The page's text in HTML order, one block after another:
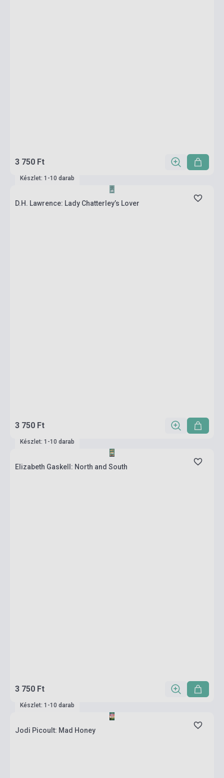
3 750 Ft
Készlet: 1-10 darab
D.H. Lawrence: Lady Chatterley’s Lover
3 750 Ft
Készlet: 1-10 darab
Elizabeth Gaskell: North and South
3 750 Ft
Készlet: 1-10 darab
Jodi Picoult: Mad Honey